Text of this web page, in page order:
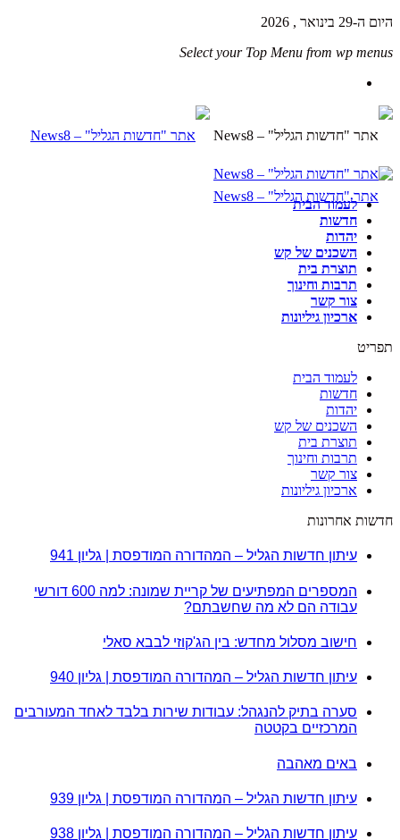
היום ה-29 בינואר , 2026
Select your Top Menu from wp menus
לעמוד הבית
חדשות
יהדות
השכנים של קש
תוצרת בית
תרבות וחינוך
צור קשר
ארכיון גיליונות
תפריט
לעמוד הבית
חדשות
יהדות
השכנים של קש
תוצרת בית
תרבות וחינוך
צור קשר
ארכיון גיליונות
חדשות אחרונות
עיתון חדשות הגליל – המהדורה המודפסת | גליון 941
המספרים המפתיעים של קריית שמונה: למה 600 דורשי
עבודה הם לא מה שחשבתם?
חישוב מסלול מחדש: בין הג'קוזי לבבא סאלי
עיתון חדשות הגליל – המהדורה המודפסת | גליון 940
סערה בתיק להנגהל: עבודות שירות בלבד לאחד המעורבים
המרכזיים בקטטה
באים מאהבה
עיתון חדשות הגליל – המהדורה המודפסת | גליון 939
עיתון חדשות הגליל – המהדורה המודפסת | גליון 938